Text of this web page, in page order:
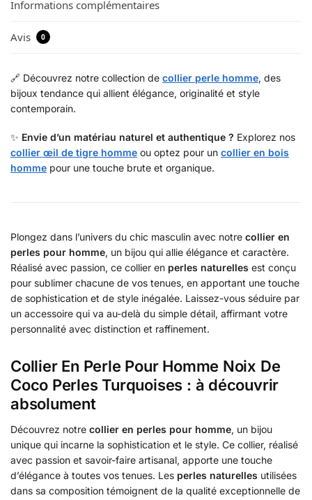
Informations complémentaires
Avis 0
🔗 Découvrez notre collection de collier perle homme, des
bijoux tendance qui allient élégance, originalité et style
contemporain.
✨ Envie d’un matériau naturel et authentique ? Explorez nos
collier œil de tigre homme ou optez pour un collier en bois
homme pour une touche brute et organique.
Plongez dans l’univers du chic masculin avec notre collier en
perles pour homme, un bijou qui allie élégance et caractère.
Réalisé avec passion, ce collier en perles naturelles est conçu
pour sublimer chacune de vos tenues, en apportant une touche
de sophistication et de style inégalée. Laissez-vous séduire par
un accessoire qui va au-delà du simple détail, affirmant votre
personnalité avec distinction et raffinement.
Collier En Perle Pour Homme Noix De
Coco Perles Turquoises : à découvrir
absolument
Découvrez notre collier en perles pour homme, un bijou
unique qui incarne la sophistication et le style. Ce collier, réalisé
avec passion et savoir-faire artisanal, apporte une touche
d’élégance à toutes vos tenues. Les perles naturelles utilisées
dans sa composition témoignent de la qualité exceptionnelle de